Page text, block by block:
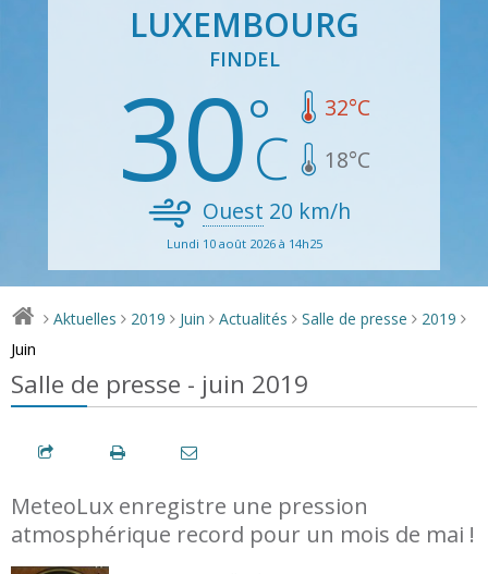
LUXEMBOURG
FINDEL
30 32°C
18°C
Ouest 20 km/h
Lundi 10 août 2026 à 14h25
> Aktuelles > 2019 > Juin > Actualités > Salle de presse > 2019 >
Juin
Salle de presse - juin 2019
MeteoLux enregistre une pression
atmosphérique record pour un mois de mai !